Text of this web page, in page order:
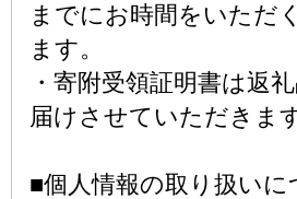
までにお時間をいただ
ます。
・寄附受領証明書は返
届けさせていただきます
■個人情報の取り扱いに